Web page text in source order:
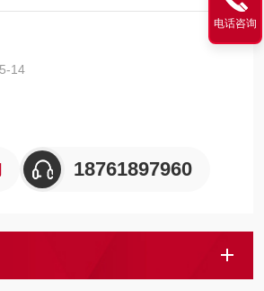
过内置的辐射传感器实时采集γ射线剂量率
设阈值时，立即触发声光报警机制，提醒
施。该设备广泛应用于核工业、医疗放射
岸、科研实验室等存在潜在γ辐射风险的场
全的重要技术手段。
14
18761897960
电话咨询